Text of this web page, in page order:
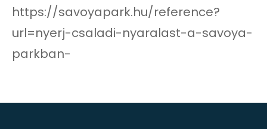
https://savoyapark.hu/reference?
url=nyerj-csaladi-nyaralast-a-savoya-
parkban-